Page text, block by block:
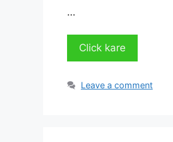
…
Click kare
Leave a comment